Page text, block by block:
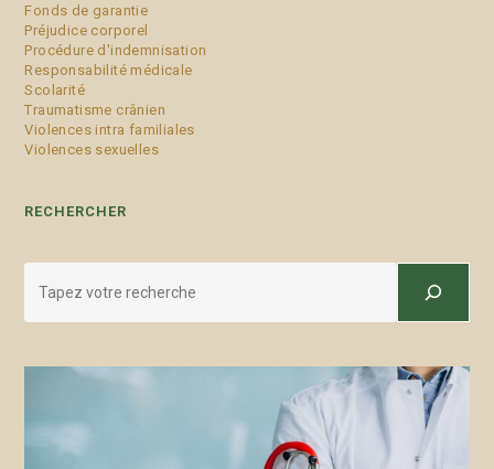
Fonds de garantie
Préjudice corporel
Procédure d'indemnisation
Responsabilité médicale
Scolarité
Traumatisme crânien
Violences intra familiales
Violences sexuelles
RECHERCHER